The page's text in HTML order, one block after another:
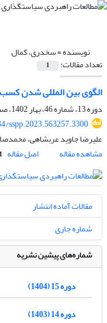
نویسنده =سخدری، کمال
تعداد مقالات: 1
الگوی بین المللی شدن کسب
دوره 13، شماره 46، بهار 1402، صفحه
sspp.2023.563257.3300
علیرضا جاوید عربشاهی،
مشاهده مقاله
اصل مقاله
مقالات آماده انتشار
شماره جاری
شماره‌های پیشین نشریه
دوره 15 (1404)
دوره 14 (1403)